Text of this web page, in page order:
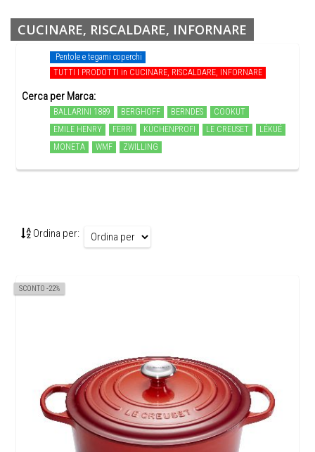
CUCINARE, RISCALDARE, INFORNARE
Pentole e tegami coperchi
TUTTI I PRODOTTI in CUCINARE, RISCALDARE, INFORNARE
Cerca per Marca:
BALLARINI 1889 BERGHOFF BERNDES
COOKUT
EMILE HENRY
FERRI KÜCHENPROFI LE CREUSET
LÉKUÉ
MONETA
WMF ZWILLING
Ordina per:
SCONTO -22%